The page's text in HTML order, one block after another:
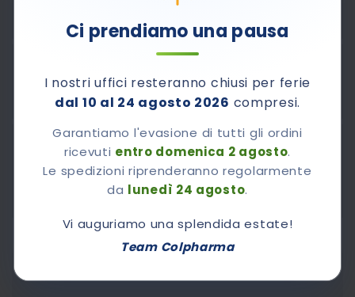
Ci prendiamo una pausa
I nostri uffici resteranno chiusi per ferie
dal 10 al 24 agosto 2026 compresi.
Garantiamo l'evasione di tutti gli ordini
ricevuti entro domenica 2 agosto.
Le spedizioni riprenderanno regolarmente
da lunedì 24 agosto.
Vi auguriamo una splendida estate!
Team Colpharma
PARTIRE DA LUNEDÌ 24 AGOSTO
contrassegno.
Contattaci al numero verde800-510661
Dal lunedì al venerdì dalle 8,30 alle 12,30 e dalle 14.00